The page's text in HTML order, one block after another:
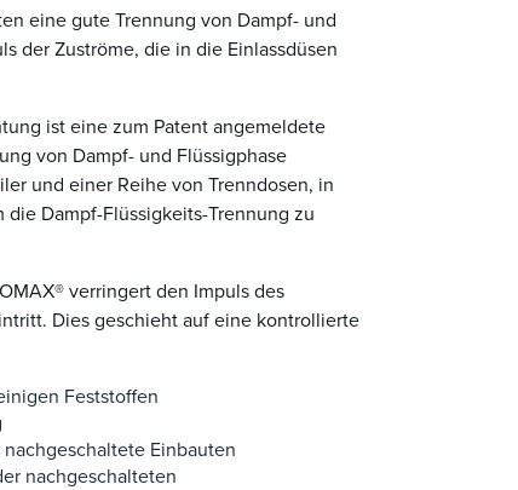
eine gute Trennung von Dampf- und
der Zuströme, die in die Einlassdüsen
ist eine zum Patent angemeldete
von Dampf- und Flüssigphase
und einer Reihe von Trenndosen, in
Dampf-Flüssigkeits-Trennung zu
verringert den Impuls des
Dies geschieht auf eine kontrollierte
Feststoffen
Einbauten
nachgeschalteten